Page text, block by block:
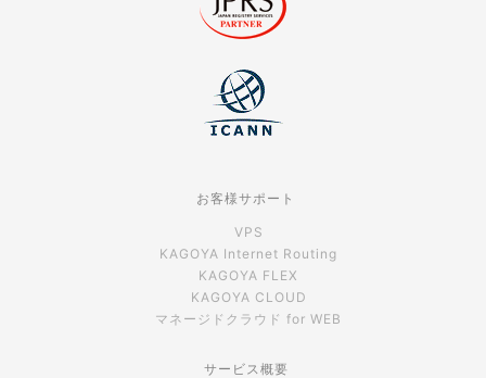
お客様サポート
VPS
KAGOYA Internet Routing
KAGOYA FLEX
KAGOYA CLOUD
マネージドクラウド for WEB
サービス概要